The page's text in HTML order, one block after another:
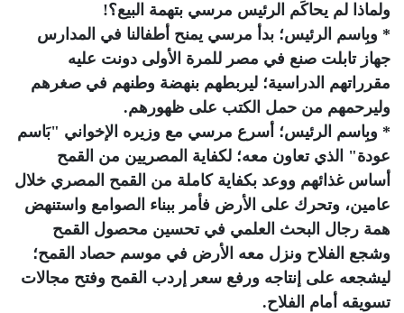
ولماذا لم يحاكَم الرئيس مرسي بتهمة البيع؟!
* وبِاسم الرئيس؛ بدأ مرسي يمنح أطفالنا في المدارس
جهاز تابلت صنع في مصر للمرة الأولى دونت عليه
مقرراتهم الدراسية؛ ليربطهم بنهضة وطنهم في صغرهم
وليرحمهم من حمل الكتب على ظهورهم.
* وبِاسم الرئيس؛ أسرع مرسي مع وزيره الإخواني "بَاسم
عودة" الذي تعاون معه؛ لكفاية المصريين من القمح
أساس غذائهم ووعد بكفاية كاملة من القمح المصري خلال
عامين، وتحرك على الأرض فأمر ببناء الصوامع واستنهض
همة رجال البحث العلمي في تحسين محصول القمح
وشجع الفلاح ونزل معه الأرض في موسم حصاد القمح؛
ليشجعه على إنتاجه ورفع سعر إردب القمح وفتح مجالات
تسويقه أمام الفلاح.